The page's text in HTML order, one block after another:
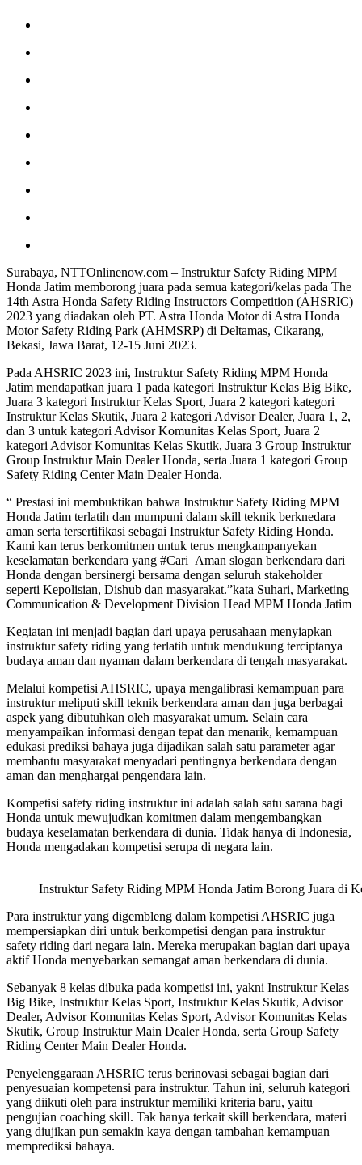
Surabaya, NTTOnlinenow.com – Instruktur Safety Riding MPM
Honda Jatim memborong juara pada semua kategori/kelas pada The
14th Astra Honda Safety Riding Instructors Competition (AHSRIC)
2023 yang diadakan oleh PT. Astra Honda Motor di Astra Honda
Motor Safety Riding Park (AHMSRP) di Deltamas, Cikarang,
Bekasi, Jawa Barat, 12-15 Juni 2023.
Pada AHSRIC 2023 ini, Instruktur Safety Riding MPM Honda
Jatim mendapatkan juara 1 pada kategori Instruktur Kelas Big Bike,
Juara 3 kategori Instruktur Kelas Sport, Juara 2 kategori kategori
Instruktur Kelas Skutik, Juara 2 kategori Advisor Dealer, Juara 1, 2,
dan 3 untuk kategori Advisor Komunitas Kelas Sport, Juara 2
kategori Advisor Komunitas Kelas Skutik, Juara 3 Group Instruktur
Group Instruktur Main Dealer Honda, serta Juara 1 kategori Group
Safety Riding Center Main Dealer Honda.
“ Prestasi ini membuktikan bahwa Instruktur Safety Riding MPM
Honda Jatim terlatih dan mumpuni dalam skill teknik berknedara
aman serta tersertifikasi sebagai Instruktur Safety Riding Honda.
Kami kan terus berkomitmen untuk terus mengkampanyekan
keselamatan berkendara yang #Cari_Aman slogan berkendara dari
Honda dengan bersinergi bersama dengan seluruh stakeholder
seperti Kepolisian, Dishub dan masyarakat.”kata Suhari, Marketing
Communication & Development Division Head MPM Honda Jatim
Kegiatan ini menjadi bagian dari upaya perusahaan menyiapkan
instruktur safety riding yang terlatih untuk mendukung terciptanya
budaya aman dan nyaman dalam berkendara di tengah masyarakat.
Melalui kompetisi AHSRIC, upaya mengalibrasi kemampuan para
instruktur meliputi skill teknik berkendara aman dan juga berbagai
aspek yang dibutuhkan oleh masyarakat umum. Selain cara
menyampaikan informasi dengan tepat dan menarik, kemampuan
edukasi prediksi bahaya juga dijadikan salah satu parameter agar
membantu masyarakat menyadari pentingnya berkendara dengan
aman dan menghargai pengendara lain.
Kompetisi safety riding instruktur ini adalah salah satu sarana bagi
Honda untuk mewujudkan komitmen dalam mengembangkan
budaya keselamatan berkendara di dunia. Tidak hanya di Indonesia,
Honda mengadakan kompetisi serupa di negara lain.
Instruktur Safety Riding MPM Honda Jatim Borong Juara di
Para instruktur yang digembleng dalam kompetisi AHSRIC juga
mempersiapkan diri untuk berkompetisi dengan para instruktur
safety riding dari negara lain. Mereka merupakan bagian dari upaya
aktif Honda menyebarkan semangat aman berkendara di dunia.
Sebanyak 8 kelas dibuka pada kompetisi ini, yakni Instruktur Kelas
Big Bike, Instruktur Kelas Sport, Instruktur Kelas Skutik, Advisor
Dealer, Advisor Komunitas Kelas Sport, Advisor Komunitas Kelas
Skutik, Group Instruktur Main Dealer Honda, serta Group Safety
Riding Center Main Dealer Honda.
Penyelenggaraan AHSRIC terus berinovasi sebagai bagian dari
penyesuaian kompetensi para instruktur. Tahun ini, seluruh kategori
yang diikuti oleh para instruktur memiliki kriteria baru, yaitu
pengujian coaching skill. Tak hanya terkait skill berkendara, materi
yang diujikan pun semakin kaya dengan tambahan kemampuan
memprediksi bahaya.